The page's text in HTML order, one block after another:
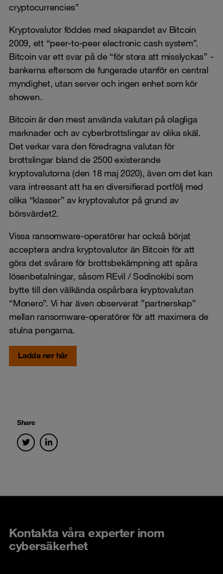
Share
cryptocurrencies”
Kryptovalutor föddes med skapandet av Bitcoin
2009, ett “peer-to-peer electronic cash system”.
Bitcoin var ett svar på de “för stora att misslyckas” -
bankerna eftersom de fungerade utanför en central
myndighet, utan server och ingen enhet som kör
showen.
Bitcoin är den mest använda valutan på olagliga
marknader och av cyberbrottslingar av olika skäl.
Det verkar vara den föredragna valutan för
brottslingar bland de 2500 existerande
kryptovalutorna (den 18 maj 2020), även om det kan
vara intressant att ha en diversifierad portfölj med
olika “klasser” av kryptovalutor på grund av
börsvärdet2.
Vissa ransomware-operatörer har också börjat
acceptera andra kryptovalutor än Bitcoin för att
göra det svårare för brottsbekämpning att spåra
lösenbetalningar, såsom REvil / Sodinokibi som
bytte till den välkända ospårbara kryptovalutan
“Monero”. Vi har även observerat ”partnerskap”
mellan ransomware-operatörer för att maximera de
stulna pengarna.
Ladda ner här
Kontakta våra experter inom
cybersäkerhet